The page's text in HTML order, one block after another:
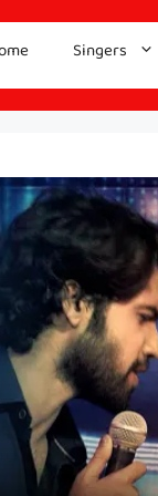
Singers